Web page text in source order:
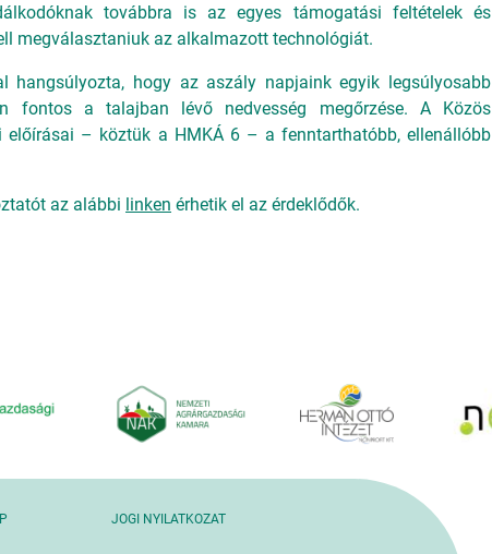
továbbra is az egyes támogatási feltételek és
megválasztaniuk az alkalmazott technológiát.
hangsúlyozta, hogy az aszály napjaink egyik legsúlyosabb
fontos a talajban lévő nedvesség megőrzése. A Közös
előírásai – köztük a HMKÁ 6 – a fenntarthatóbb, ellenállóbb
az alábbi linken érhetik el az érdeklődők.
JOGI NYILATKOZAT